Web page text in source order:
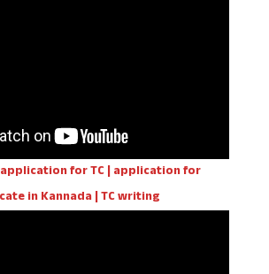
for TC | application for
in Kannada | TC writing